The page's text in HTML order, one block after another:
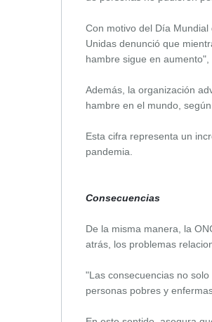
Con motivo del Día
Unidas denunció que
hambre sigue en aumento",
Además, la organización
hambre en el mundo,
Esta cifra representa un
pandemia.
Consecuencias
De la misma manera, la
atrás, los problemas
"Las consecuencias no
personas pobres y